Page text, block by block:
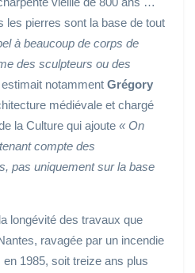
les pierres sont la base de tout
à beaucoup de corps de
des sculpteurs ou des
estimait notamment Grégory
médiévale et chargé
la Culture qui ajoute « On
compte des
pas uniquement sur la base
longévité des travaux que
ravagée par un incendie
1985, soit treize ans plus